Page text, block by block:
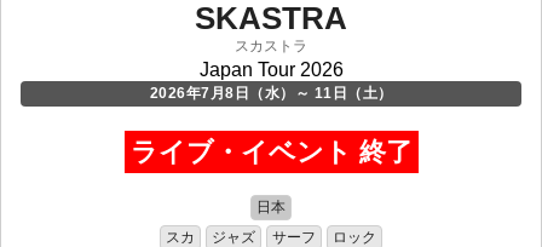
SKASTRA
スカストラ
Japan Tour 2026
2026年7月8日（水）～ 11日（土）
ライブ・イベント 終了
日本
スカ
ジャズ サーフ ロック